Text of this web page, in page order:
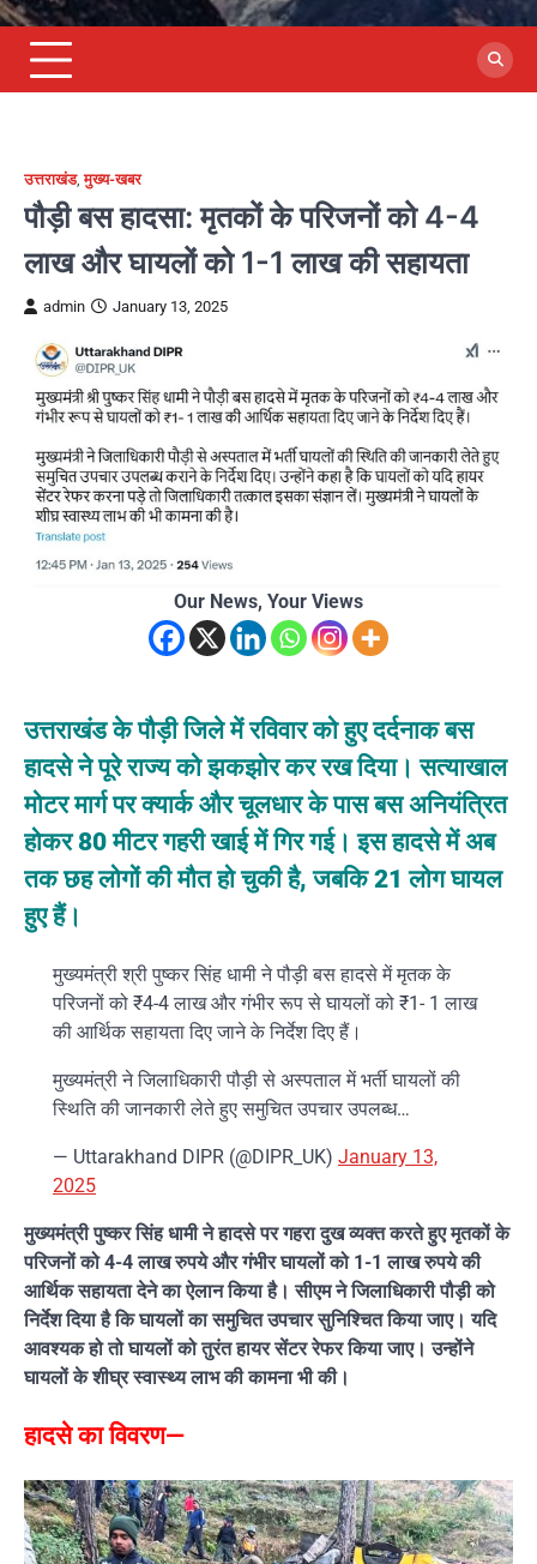
उत्तराखंड,मुख्य-खबर
पौड़ी बस हादसा: मृतकों के परिजनों को 4-4
लाख और घायलों को 1-1 लाख की सहायता
admin January 13, 2025
Our News, Your Views
उत्तराखंड के पौड़ी जिले में रविवार को हुए दर्दनाक बस
हादसे ने पूरे राज्य को झकझोर कर रख दिया। सत्याखाल
मोटर मार्ग पर क्यार्क और चूलधार के पास बस अनियंत्रित
होकर 80 मीटर गहरी खाई में गिर गई। इस हादसे में अब
तक छह लोगों की मौत हो चुकी है, जबकि 21 लोग घायल
हुए हैं।
मुख्यमंत्री श्री पुष्कर सिंह धामी ने पौड़ी बस हादसे में मृतक के
परिजनों को ₹4-4 लाख और गंभीर रूप से घायलों को ₹1- 1 लाख
की आर्थिक सहायता दिए जाने के निर्देश दिए हैं।
मुख्यमंत्री ने जिलाधिकारी पौड़ी से अस्पताल में भर्ती घायलों की
स्थिति की जानकारी लेते हुए समुचित उपचार उपलब्ध…
— Uttarakhand DIPR (@DIPR_UK) January 13,
2025
मुख्यमंत्री पुष्कर सिंह धामी ने हादसे पर गहरा दुख व्यक्त करते हुए मृतकों के
परिजनों को 4-4 लाख रुपये और गंभीर घायलों को 1-1 लाख रुपये की
आर्थिक सहायता देने का ऐलान किया है। सीएम ने जिलाधिकारी पौड़ी को
निर्देश दिया है कि घायलों का समुचित उपचार सुनिश्चित किया जाए। यदि
आवश्यक हो तो घायलों को तुरंत हायर सेंटर रेफर किया जाए। उन्होंने
घायलों के शीघ्र स्वास्थ्य लाभ की कामना भी की।
हादसे का विवरण—